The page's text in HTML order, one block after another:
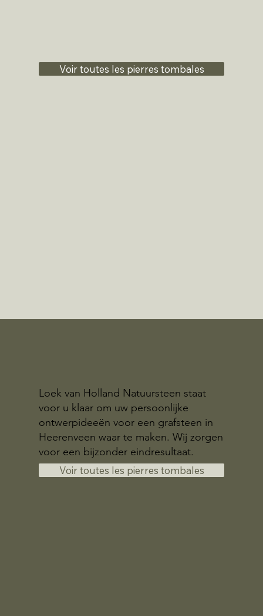
Voir toutes les pierres tombales
Loek van Holland Natuursteen staat
voor u klaar om uw persoonlijke
ontwerpideeën voor een grafsteen in
Heerenveen waar te maken. Wij zorgen
voor een bijzonder eindresultaat.
Voir toutes les pierres tombales